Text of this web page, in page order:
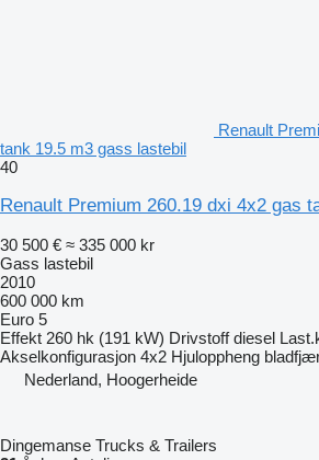
Renault
tank 19.5 m3 gass lastebil
40
Renault Premium 260.19 dxi 4x2 gas
30 500 € ≈ 335 000 kr
Gass lastebil
2010
600 000 km
Euro 5
Effekt 260 hk (191 kW) Drivstoff diesel
Akselkonfigurasjon 4x2 Hjuloppheng
Nederland, Hoogerheide
Dingemanse Trucks & Trailers